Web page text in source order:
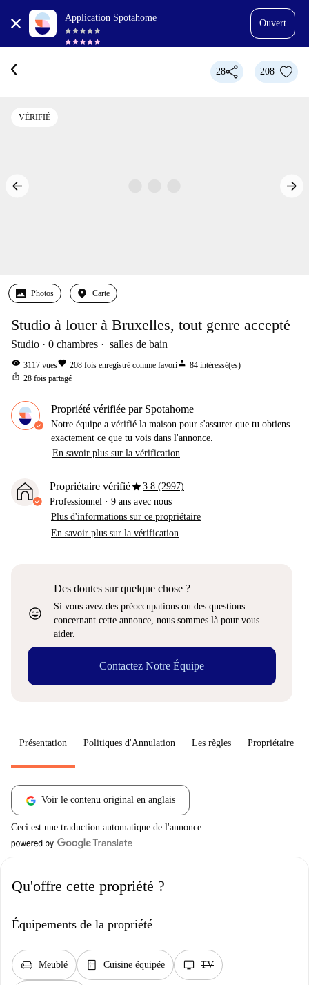
Application Spotahome
Ouvert
28 208
VÉRIFIÉ
Photos Carte
Studio à louer à Bruxelles, tout genre accepté
Studio 0 chambres salles de bain
visibility 3117 vuesfavorite 208 fois enregistré comme favoriperson 84 intéressé(es)
ios_share 28 fois partagé
Propriété vérifiée par Spotahome
Notre équipe a vérifié la maison pour s'assurer que tu obtiens
exactement ce que tu vois dans l'annonce.
En savoir plus sur la vérification
Propriétaire vérifiéstar3.8 (2997)
Professionnel · 9 ans avec nous
Plus d'informations sur ce propriétaire
En savoir plus sur la vérification
sentiment_very_satisfied
Des doutes sur quelque chose ?
Si vous avez des préoccupations ou des questions
concernant cette annonce, nous sommes là pour vous
aider.
Contactez Notre Équipe
Présentation Politiques d'Annulation Les règles Propriétaire
Voir le contenu original en anglais
Ceci est une traduction automatique de l'annonce
Qu'offre cette propriété ?
Équipements de la propriété
chair Meublé kitchen Cuisine équipée tv TV